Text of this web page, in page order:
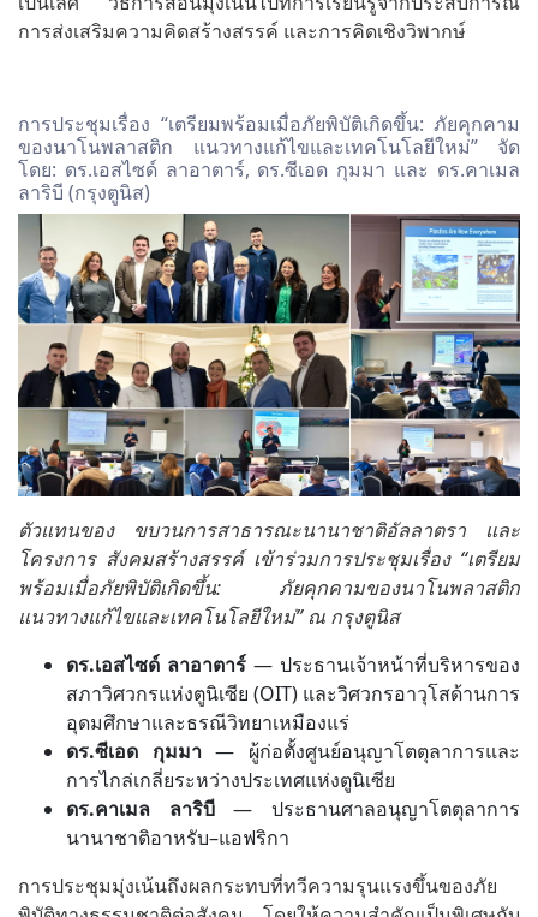
การส่งเสริมความคิดสร้างสรรค์ และการคิดเชิงวิพากษ์
การประชุมเรื่อง “เตรียมพร้อมเมื่อภัยพิบัติเกิดขึ้น: ภัยคุกคาม
ของนาโนพลาสติก แนวทางแก้ไขและเทคโนโลยีใหม่” จัด
โดย: ดร.เอสไซด์ ลาอาตาร์, ดร.ซีเอด กุมมา และ ดร.คาเมล
ลาริบี (กรุงตูนิส)
ตัวแทนของ ขบวนการสาธารณะนานาชาติอัลลาตรา และ
โครงการ สังคมสร้างสรรค์ เข้าร่วมการประชุมเรื่อง “เตรียม
พร้อมเมื่อภัยพิบัติเกิดขึ้น: ภัยคุกคามของนาโนพลาสติก
แนวทางแก้ไขและเทคโนโลยีใหม่” ณ กรุงตูนิส
ดร.เอสไซด์ ลาอาตาร์ — ประธานเจ้าหน้าที่บริหารของ
สภาวิศวกรแห่งตูนิเซีย (OIT) และวิศวกรอาวุโสด้านการ
อุดมศึกษาและธรณีวิทยาเหมืองแร่
ดร.ซีเอด กุมมา— ผู้ก่อตั้งศูนย์อนุญาโตตุลาการและ
การไกล่เกลี่ยระหว่างประเทศแห่งตูนิเซีย
ดร.คาเมล ลาริบี— ประธานศาลอนุญาโตตุลาการ
นานาชาติอาหรับ–แอฟริกา
การประชุมมุ่งเน้นถึงผลกระทบที่ทวีความรุนแรงขึ้นของภัย